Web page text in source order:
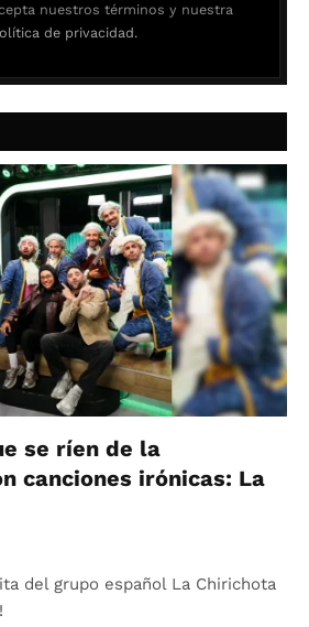
nuestros términos y nuestra
de privacidad.
se ríen de la
canciones irónicas: La
del grupo español La Chirichota